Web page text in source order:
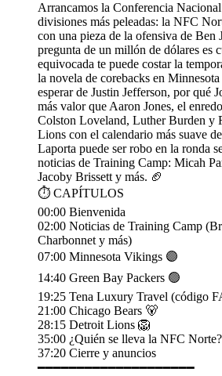
Arrancamos la Conferencia
divisiones más peleadas: la NFC
con una pieza de la ofensiva de
pregunta de un millón de dólares es
equivocada te puede costar la
la novela de corebacks en
esperar de Justin Jefferson, por qué
más valor que Aaron Jones, el
Colston Loveland, Luther Burden y
Lions con el calendario más suave
Laporta puede ser robo en la ronda
noticias de Training Camp: Micah
Jacoby Brissett y más. 🏈
⏱️ CAPÍTULOS
00:00 Bienvenida
02:00 Noticias de Training Camp
Charbonnet y más)
07:00 Minnesota Vikings 🟣
14:40 Green Bay Packers 🟢
19:25 Tena Luxury Travel (código
21:00 Chicago Bears 🐻
28:15 Detroit Lions 🦁
35:00 ¿Quién se lleva la NFC Norte?
37:20 Cierre y anuncios
━━━━━━━━━━━━━━━━━━━━